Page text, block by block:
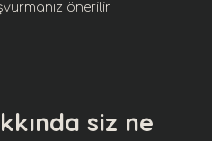
önerilir.
siz ne